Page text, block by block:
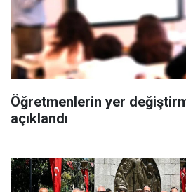
Öğretmenlerin yer
açıklandı